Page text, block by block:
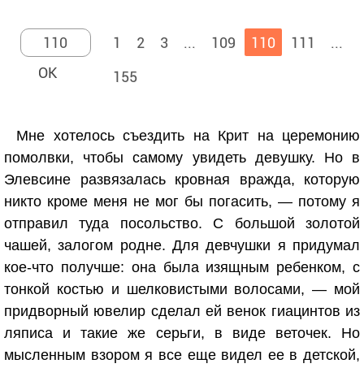
1 2 3 ... 109 110 111
...
155
Мне хотелось съездить на Крит на церемонию
помолвки, чтобы самому увидеть девушку. Но в
Элевсине развязалась кровная вражда, которую
никто кроме меня не мог бы погасить, — потому я
отправил туда посольство. С большой золотой
чашей, залогом родне. Для девчушки я придумал
кое-что получше: она была изящным ребенком, с
тонкой костью и шелковистыми волосами, — мой
придворный ювелир сделал ей венок гиацинтов из
ляписа и такие же серьги, в виде веточек. Но
мысленным взором я все еще видел ее в детской,